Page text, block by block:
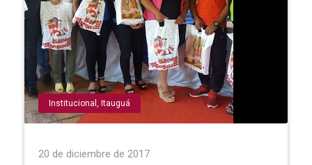
Institucional , Itauguá
20 de diciembre de 2017